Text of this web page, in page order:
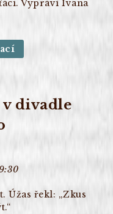
Vypráví Ivana
v divadle
Úžas řekl: „Zkus